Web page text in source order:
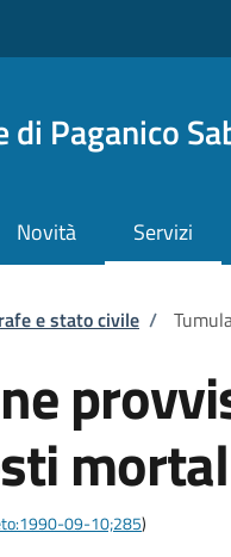
di Paganico
Novità Servizi
e stato civile /
09-10;285)